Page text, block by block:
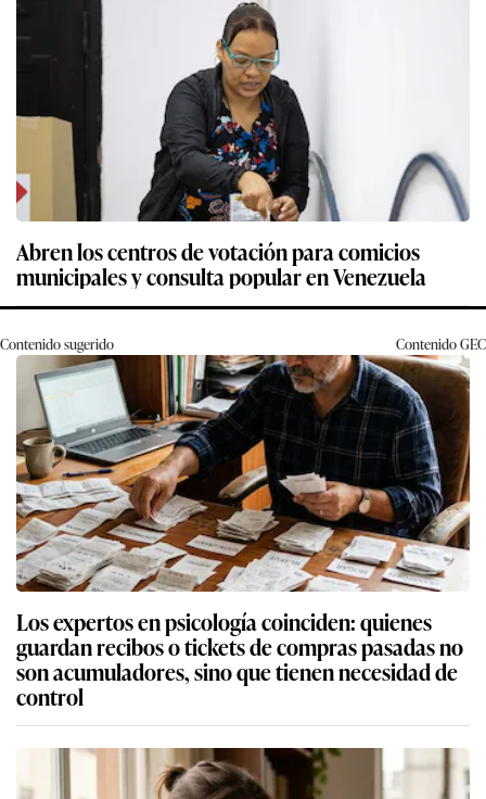
Abren los centros de votación para comicios
municipales y consulta popular en Venezuela
Contenido sugerido ContenidoGEC
Los expertos en psicología coinciden: quienes
guardan recibos o tickets de compras pasadas no
son acumuladores, sino que tienen necesidad de
control